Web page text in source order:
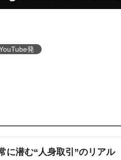
発
に潜む“人身取引”のリアル